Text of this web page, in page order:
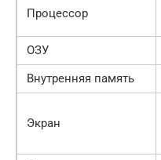
Процессор
ОЗУ
Внутренняя память
Экран